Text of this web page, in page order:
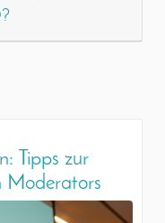
Tipps zur
Moderators